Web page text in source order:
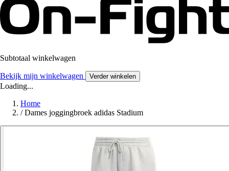
Subtotaal winkelwagen
Bekijk mijn winkelwagen Verder winkelen
Loading...
Home
/ Dames joggingbroek adidas Stadium